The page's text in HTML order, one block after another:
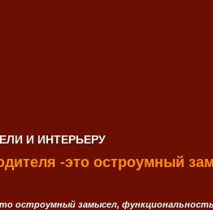
И ИНТЕРЬЕРУ
-это остроумный
остроумный замысел,